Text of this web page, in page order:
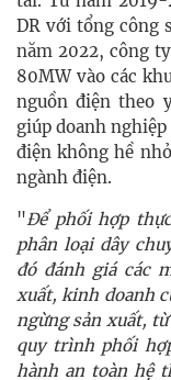
DR với tổng công
năm 2022, công
80MW vào các
nguồn điện theo
giúp doanh
điện không hề
ngành điện.
"Để phối hợp
phân loại dây
đó đánh giá các
xuất, kinh doanh
ngừng sản xuất,
quy trình phối
hành an toàn hệ